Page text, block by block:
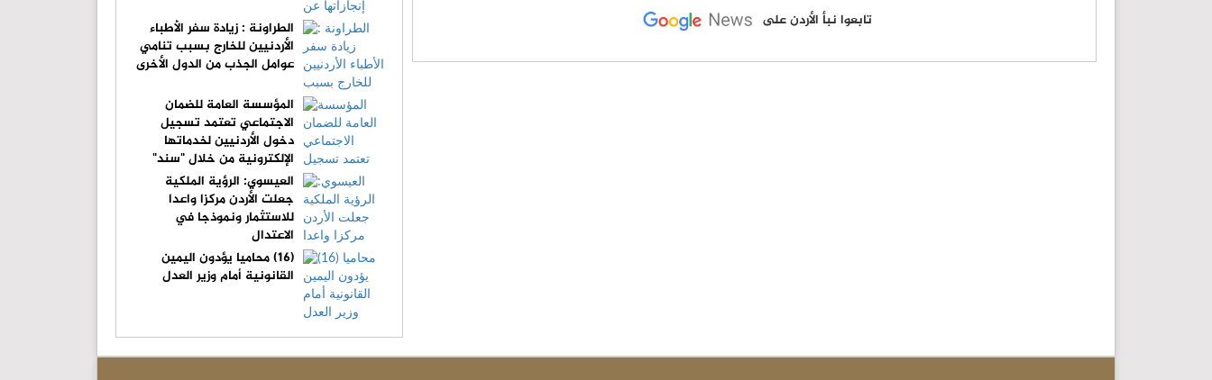
تابعوا نبأ الأردن على
الطراونة : زيادة سفر الأطباء
الأردنيين للخارج بسبب تنامي
عوامل الجذب من الدول الأخرى
المؤسسة العامة للضمان
الاجتماعي تعتمد تسجيل
دخول الأردنيين لخدماتها
الإلكترونية من خلال "سند"
العيسوي: الرؤية الملكية
جعلت الأردن مركزا واعدا
للاستثمار ونموذجا في
الاعتدال
(16) محاميا يؤدون اليمين
القانونية أمام وزير العدل